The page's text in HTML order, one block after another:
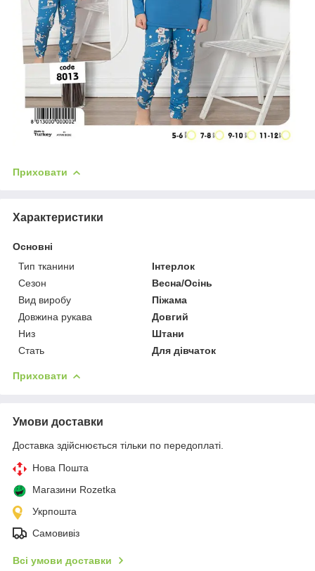
Приховати
Характеристики
Основні
Тип тканини
Інтерлок
Сезон
Весна/Осінь
Вид виробу
Піжама
Довжина рукава
Довгий
Низ
Штани
Стать
Для дівчаток
Приховати
Умови доставки
Доставка здійснюється тільки по передоплаті.
Нова Пошта
Магазини Rozetka
Укрпошта
Самовивіз
Всі умови доставки